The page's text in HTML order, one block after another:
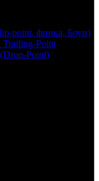
point, финка, Боуи)
Point
Point)